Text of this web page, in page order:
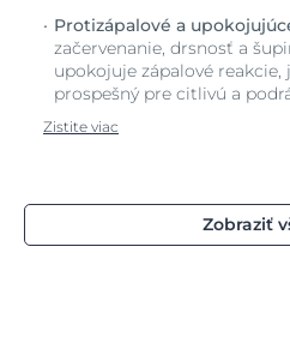
Protizápalové a
začervenanie, drsnosť a
upokojuje zápalové reakcie,
prospešný pre citlivú a
Zistite viac
Zobraziť